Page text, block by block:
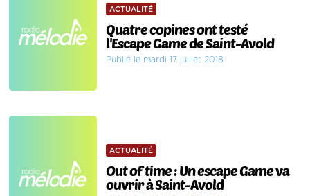
ACTUALITÉ
Quatre copines ont testé
l'Escape Game de Saint-Avold
Publié le mardi 17 juillet 2018
ACTUALITÉ
Out of time : Un escape Game va
ouvrir à Saint-Avold